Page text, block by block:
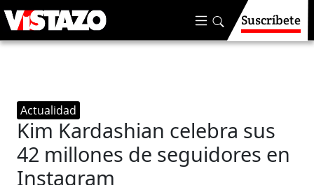
Suscríbete
Actualidad
Kim Kardashian celebra sus
42 millones de seguidores en
Instagram